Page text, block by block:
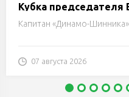
Кубка председателя
горисполкома
Капитан «Динамо-
07 августа 2026